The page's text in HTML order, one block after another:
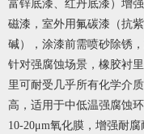
富锌底漆、红丹底漆）增
磁漆，室外用氟碳漆（抗
碱），涂漆前需喷砂除锈
针对强腐蚀场景，橡胶衬
里可耐受几乎所有化学介
高，适用于中低温强腐蚀
10-20μm氧化膜，增强耐